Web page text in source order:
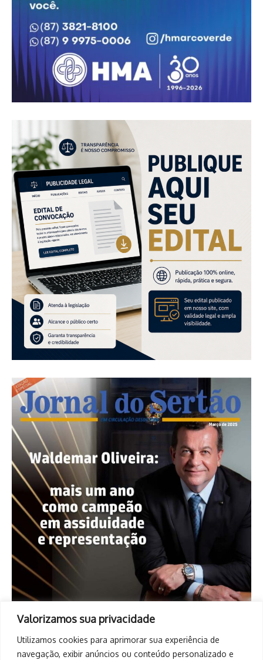
Valorizamos sua privacidade
Utilizamos cookies para aprimorar sua experiência de
navegação, exibir anúncios ou conteúdo personalizado e